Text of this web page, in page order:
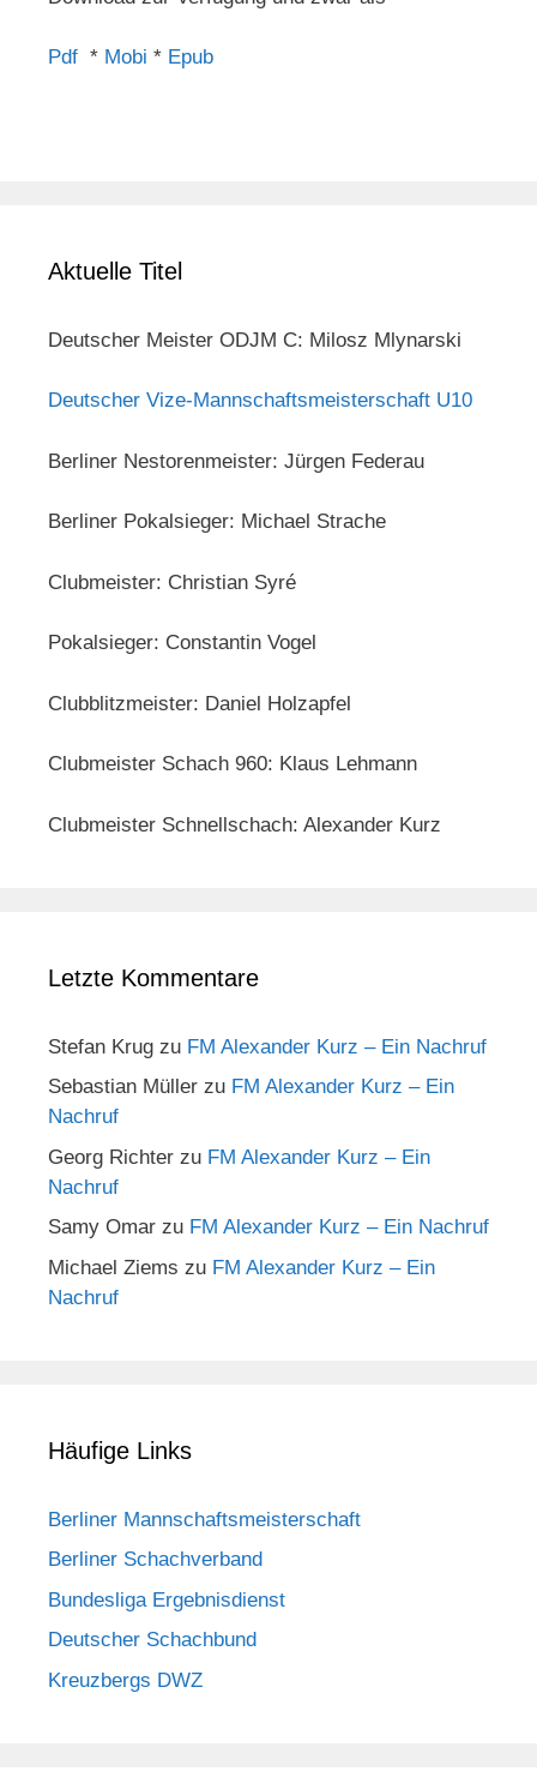
Pdf * Mobi * Epub
Aktuelle Titel
Deutscher Meister ODJM C: Milosz Mlynarski
Deutscher Vize-Mannschaftsmeisterschaft U10
Berliner Nestorenmeister: Jürgen Federau
Berliner Pokalsieger: Michael Strache
Clubmeister: Christian Syré
Pokalsieger: Constantin Vogel
Clubblitzmeister: Daniel Holzapfel
Clubmeister Schach 960: Klaus Lehmann
Clubmeister Schnellschach: Alexander Kurz
Letzte Kommentare
Stefan Krug zu FM Alexander Kurz – Ein Nachruf
Sebastian Müller zu FM Alexander Kurz – Ein
Nachruf
Georg Richter zu FM Alexander Kurz – Ein
Nachruf
Samy Omar zu FM Alexander Kurz – Ein Nachruf
Michael Ziems zu FM Alexander Kurz – Ein
Nachruf
Häufige Links
Berliner Mannschaftsmeisterschaft
Berliner Schachverband
Bundesliga Ergebnisdienst
Deutscher Schachbund
Kreuzbergs DWZ